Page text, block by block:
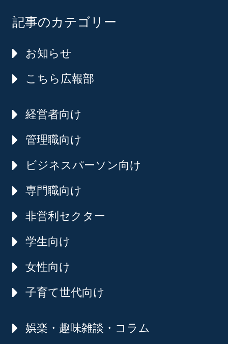
記事のカテゴリー
お知らせ
こちら広報部
経営者向け
管理職向け
ビジネスパーソン向け
専門職向け
非営利セクター
学生向け
女性向け
子育て世代向け
娯楽・趣味雑談・コラム